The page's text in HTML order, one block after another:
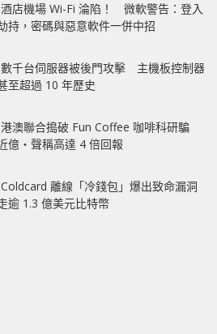
店機場 Wi-Fi 淪陷！ 微軟警告：登入
持，密碼與惡意軟件一併中招
千台伺服器被後門攻擊 主機板控制器
至超過 10 年歷史
澳聯合搗破 Fun Coffee 咖啡科研騙
億‧聲稱高達 4 倍回報
離線「冷錢包」爆出致命漏洞
逾 1.3 億美元比特幣